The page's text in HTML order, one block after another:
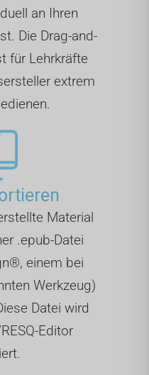
an Ihren
Die Drag-and-
für Lehrkräfte
extrem
Material
.epub-Datei
einem bei
Werkzeug)
Datei wird
Editor